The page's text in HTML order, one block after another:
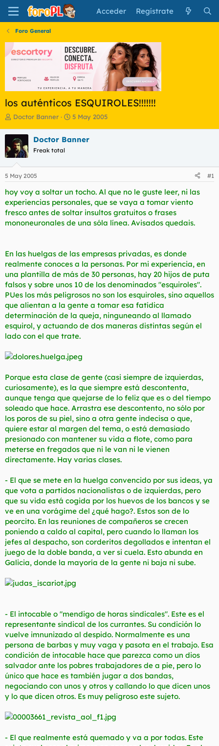
Acceder Regístrate
Foro General
los auténticos ESQUIROLES!!!!!!!
I
i
c
a
d
o
d
e
l
t
Doctor Banner
F
h
e
i
c
i
o
5 May 2005
Doctor Banner
Freak total
5 May 2005 #1
hoy voy a soltar un tocho. Al que no le guste leer, ni las
experiencias personales, que se vaya a tomar viento
fresco antes de soltar insultos gratuitos o frases
mononeuronales de una sóla línea. Avisados quedais.
En las huelgas de las empresas privadas, es donde
realmente conoces a la personas. Por mi experiencia, en
una plantilla de más de 30 personas, hay 20 hijos de puta
falsos y sobre unos 10 de los denominados "esquiroles".
PUes los más peligrosos no son los esquiroles, sino aquellos
que alientan a la gente a tomar esa fatídica
determinación de la queja, ninguneando al llamado
esquirol, y actuando de dos maneras distintas según el
lado con el que trate.
Porque esta clase de gente (casi siempre de izquierdas,
curiosamente), es la que siempre está descontenta,
aunque tenga que quejarse de lo feliz que es o del tiempo
soleado que hace. Arrastra ese descontento, no sólo por
los poros de su piel, sino a otra gente indecisa o que,
quiere estar al margen del tema, o está demasiado
presionado con mantener su vida a flote, como para
meterse en fregados que ni le van ni le vienen
directamente. Hay varias clases.
- El que se mete en la huelga convencido por sus ideas, ya
que vota a partidos nacionalistas o de izquierdas, pero
que su vida está cogida por los huevos de los bancos y se
ve en una vorágime del ¿qué hago?. Estos son de lo
peorcito. En las reuniones de compañeros se crecen
poniendo a caldo al capital, pero cuando lo llaman los
jefes al despacho, son corderitos degollados e intentan el
juego de la doble banda, a ver si cuela. Esto abunda en
Galicia, donde la mayoría de la gente ni baja ni sube.
- El intocable o "mendigo de horas sindicales". Este es el
representante sindical de los currantes. Su condición lo
vuelve imnunizado al despido. Normalmente es una
persona de barbas y muy vaga y pasota en el trabajo. Esa
condición de intocable hace que parezca como un dios
salvador ante los pobres trabajadores de a pie, pero lo
único que hace es también jugar a dos bandas,
negociando con unos y otros y callando lo que dicen unos
y lo que dicen otros. Es muy peligroso este sujeto.
- El que realmente está quemado y va a por todas. Este